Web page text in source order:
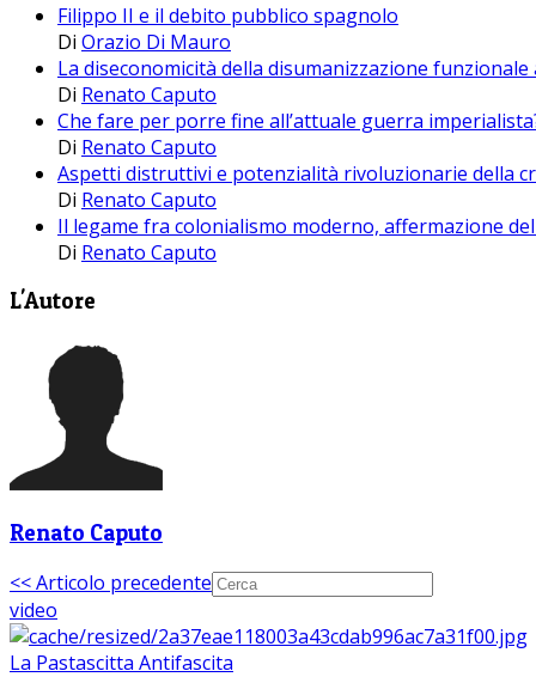
Filippo II e il debito pubblico spagnolo
Di Orazio Di Mauro
La diseconomicità della disumanizzazione funzionale
Di Renato Caputo
Che fare per porre fine all’attuale guerra
Di Renato Caputo
Aspetti distruttivi e potenzialità rivoluzionarie della
Di Renato Caputo
Il legame fra colonialismo moderno, affermazione
Di Renato Caputo
L'Autore
Renato Caputo
<< Articolo precedente
video
La Pastascitta Antifascita